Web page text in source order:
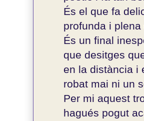
És el que fa
profunda i
És un final
que desitges
en la distància i
robat mai ni un
Per mi aquest
hagués pogut